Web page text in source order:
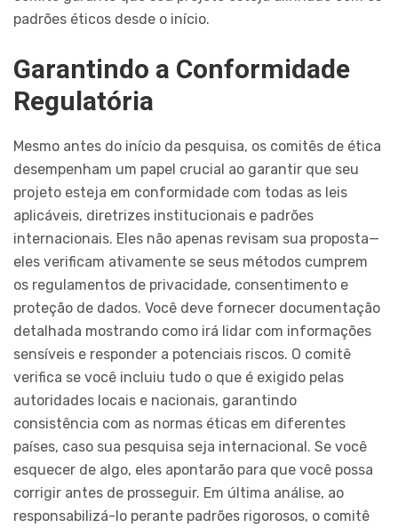
padrões éticos desde o início.
Garantindo a Conformidade
Regulatória
Mesmo antes do início da pesquisa, os comitês de ética
desempenham um papel crucial ao garantir que seu
projeto esteja em conformidade com todas as leis
aplicáveis, diretrizes institucionais e padrões
internacionais. Eles não apenas revisam sua proposta—
eles verificam ativamente se seus métodos cumprem
os regulamentos de privacidade, consentimento e
proteção de dados. Você deve fornecer documentação
detalhada mostrando como irá lidar com informações
sensíveis e responder a potenciais riscos. O comitê
verifica se você incluiu tudo o que é exigido pelas
autoridades locais e nacionais, garantindo
consistência com as normas éticas em diferentes
países, caso sua pesquisa seja internacional. Se você
esquecer de algo, eles apontarão para que você possa
corrigir antes de prosseguir. Em última análise, ao
responsabilizá-lo perante padrões rigorosos, o comitê